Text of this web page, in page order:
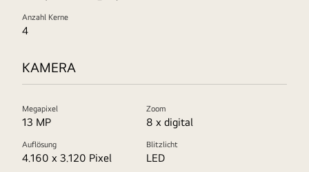
Anzahl Kerne
4
KAMERA
Megapixel
13 MP
Zoom
8 x digital
Auflösung
4.160 x 3.120 Pixel
Blitzlicht
LED